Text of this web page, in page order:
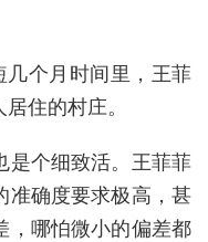
个月时间里，王菲
住的村庄。
是个细致活。王菲菲
准确度要求极高，甚
，哪怕微小的偏差都